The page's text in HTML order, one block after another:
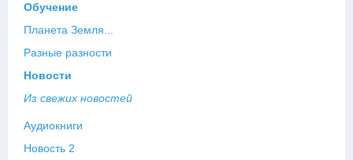
Обучение
Планета Земля...
Разные разности
Новости
Из свежих новостей
Аудиокниги
Новость 2